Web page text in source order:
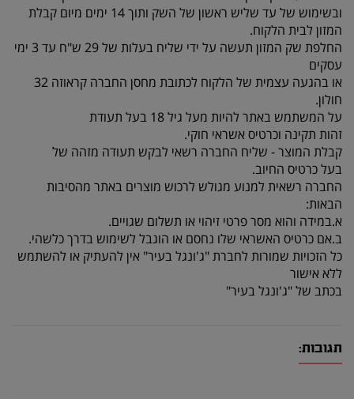
ובשימוש של עד שליש ראשון של השק ותוך 14 ימים מיום קבלת
המזון לבית הלקוח.
החלפת שק המזון תעשה על ידי שליח בעלות של 29 ש"ח עד 3 ימי
עסקים
או בהגעה עצמית של הלקוח לכתובת מחסן החברה קראוזה 32
חולון.
על המשתמש באתר להיות מעל גיל 18 בעל תעודת
זהות תקינה וכרטיס אשראי חוקי.
קבלת המוצר - שליח החברה רשאי לבקש תעודה מזהה של
בעל כרטיס החיוב.
החברה רשאית למנוע מגולש לרכוש מוצרים באתר מהסיבות
הבאות:
א.במידה והוא מסר פרטי זיהוי או תשלום שגויים.
ב.אם כרטיס האשראי שלו נחסם או הוגבל לשימוש בדרך כלשהי.
כל הזכויות שמורות לחברת "ג'ונגל בעיר" אין להעתיק או להשתמש
ללא אישור
בכתב של "ג'ונגל בעיר"
תגובות: